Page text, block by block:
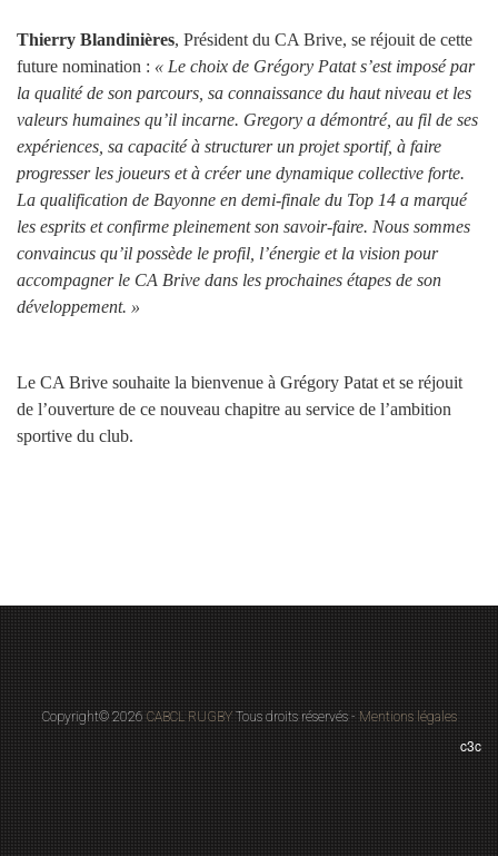
Thierry Blandinières, Président du CA Brive, se réjouit de cette
future nomination : « Le choix de Grégory Patat s’est imposé par
la qualité de son parcours, sa connaissance du haut niveau et les
valeurs humaines qu’il incarne. Gregory a démontré, au fil de ses
expériences, sa capacité à structurer un projet sportif, à faire
progresser les joueurs et à créer une dynamique collective forte.
La qualification de Bayonne en demi-finale du Top 14 a marqué
les esprits et confirme pleinement son savoir-faire. Nous sommes
convaincus qu’il possède le profil, l’énergie et la vision pour
accompagner le CA Brive dans les prochaines étapes de son
développement. »
Le CA Brive souhaite la bienvenue à Grégory Patat et se réjouit
de l’ouverture de ce nouveau chapitre au service de l’ambition
sportive du club.
Copyright© 2026 CABCL RUGBYTous droits réservés - Mentions légales
c3c